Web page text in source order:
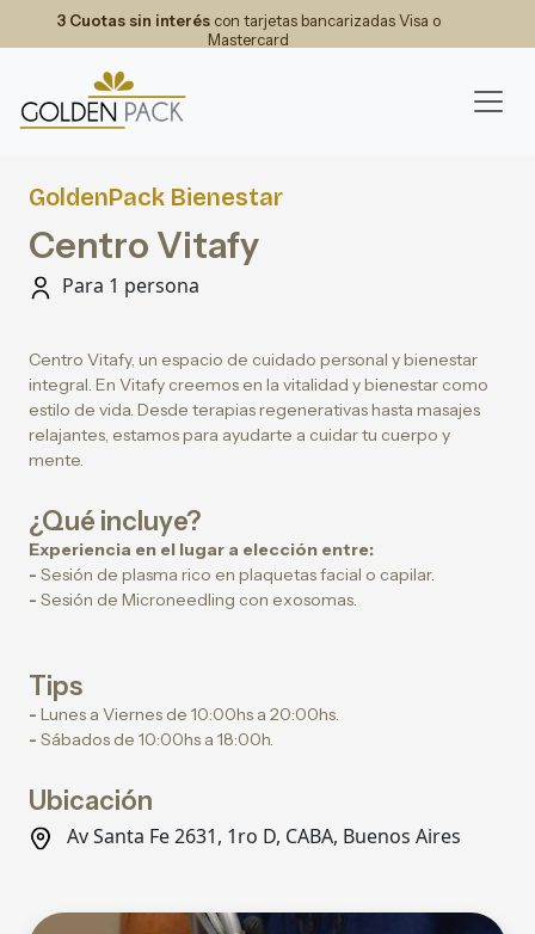
3 Cuotas sin interéscon tarjetas bancarizadas Visa o
Mastercard
GoldenPack Bienestar
Centro Vitafy
Para 1 persona
Centro Vitafy, un espacio de cuidado personal y bienestar
integral. En Vitafy creemos en la vitalidad y bienestar como
estilo de vida. Desde terapias regenerativas hasta masajes
relajantes, estamos para ayudarte a cuidar tu cuerpo y
mente.
¿Qué incluye?
Experiencia en el lugar a elección entre:
- Sesión de plasma rico en plaquetas facial o capilar.
- Sesión de Microneedling con exosomas.
Tips
- Lunes a Viernes de 10:00hs a 20:00hs.
- Sábados de 10:00hs a 18:00h.
Ubicación
Av Santa Fe 2631, 1ro D, CABA, Buenos Aires